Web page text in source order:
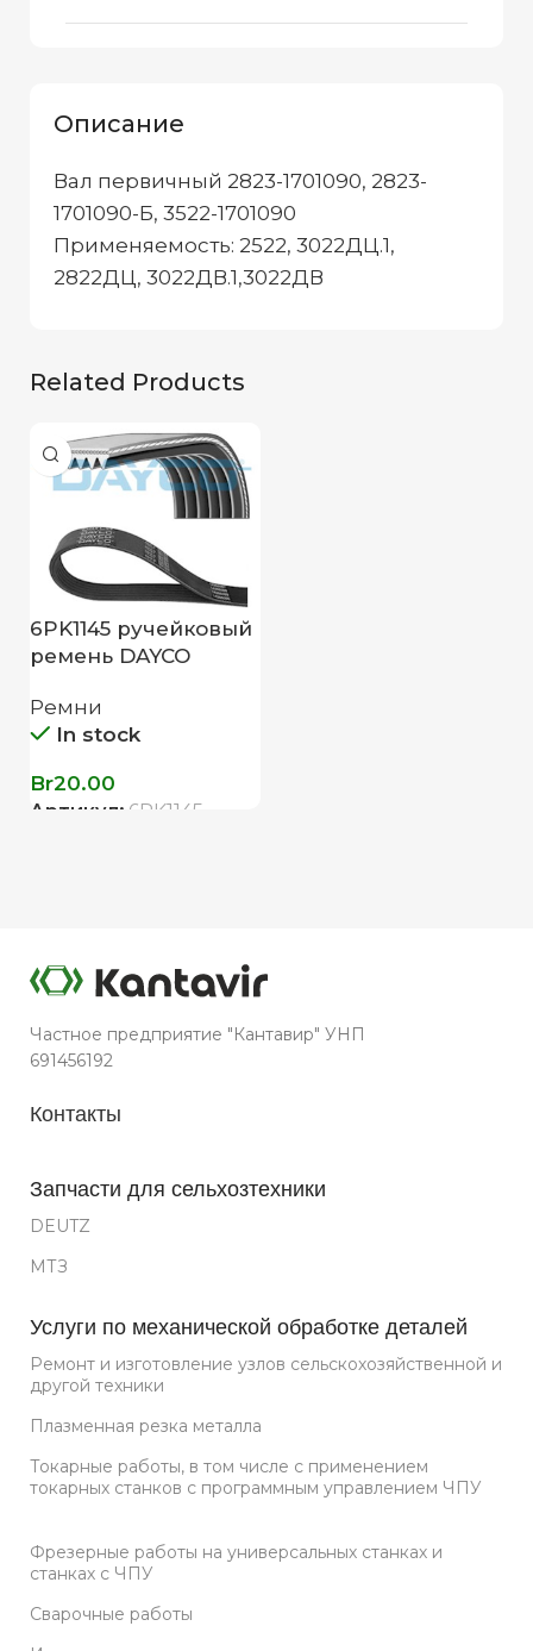
Описание
Вал первичный 2823-1701090, 2823-
1701090-Б, 3522-1701090
Применяемость: 2522, 3022ДЦ.1,
2822ДЦ, 3022ДВ.1,3022ДВ
Related Products
6PK1145 ручейковый
ремень DAYCO
Ремни
In stock
Br20.00
Артикул: 6PK1145
Частное предприятие "Кантавир" УНП
691456192
Контакты
Запчасти для сельхозтехники
DEUTZ
МТЗ
Услуги по механической обработке деталей
Ремонт и изготовление узлов сельскохозяйственной и
другой техники
Плазменная резка металла
Токарные работы, в том числе с применением
токарных станков с программным управлением ЧПУ
Фрезерные работы на универсальных станках и
станках с ЧПУ
Сварочные работы